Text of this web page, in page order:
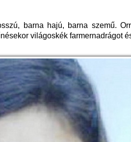
barna hajú, barna szemű.
világoskék farmernadrágot